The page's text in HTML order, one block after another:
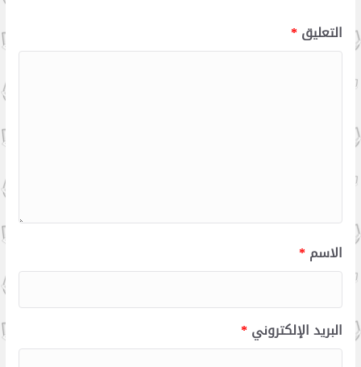
التعليق*
الاسم*
البريد الإلكتروني*